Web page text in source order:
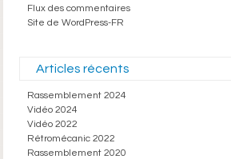
Flux des commentaires
Site de WordPress-FR
Articles récents
Rassemblement 2024
Vidéo 2024
Vidéo 2022
Rétromécanic 2022
Rassemblement 2020